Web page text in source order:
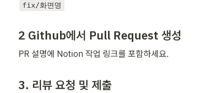
fix/화면명
2 Github에서 Pull Request 생성
PR 설명에 Notion 작업 링크를 포함하세요.
3. 리뷰 요청 및 제출